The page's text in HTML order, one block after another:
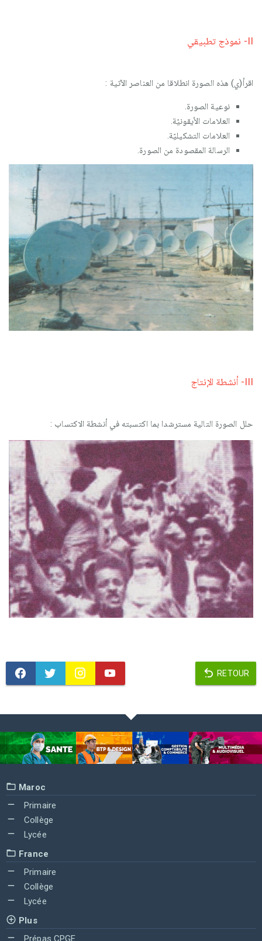
II- نموذج تطبيقي
اقرأ(ي) هذه الصورة انطلاقا من العناصر الآتية :
نوعية الصورة.
العلامات الأيقونيّة.
العلامات التشكيليّة.
الرسالة المقصودة من الصورة.
III- أنشطة الإنتاج
حلل الصورة التالية مسترشدا بما اكتسبته في أنشطة الاكتساب :
RETOUR
Maroc
Primaire
Collège
Lycée
France
Primaire
Collège
Lycée
Plus
Prépas CPGE